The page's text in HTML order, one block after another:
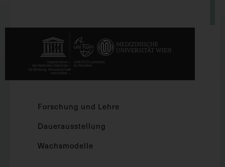
Forschung und Lehre
Dauerausstellung
Wachsmodelle